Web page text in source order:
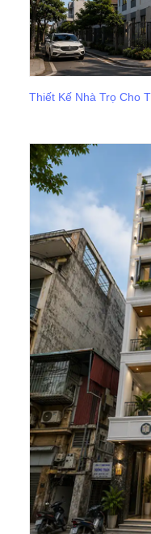
Thiết Kế Nhà Trọ Cho